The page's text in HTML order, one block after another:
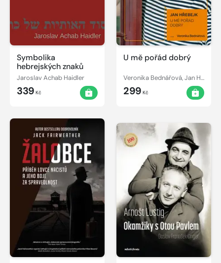
Symbolika
hebrejských znaků
Jaroslav Achab Haidler
339 Kč
U mě pořád dobrý
Veronika Bednářová, Jan Hřebejk
299 Kč